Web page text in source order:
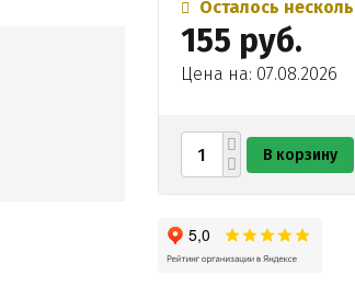
Осталось
155 руб.
Цена на: 07.08.2026
В корзину